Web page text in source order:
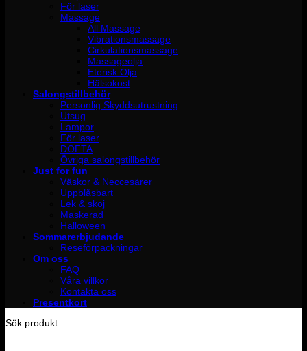
För laser
Massage
All Massage
Vibrationsmassage
Cirkulationsmassage
Massageolja
Eterisk Olja
Hälsokost
Salongstillbehör
Personlig Skyddsutrustning
Utsug
Lampor
För laser
DOFTA
Övriga salongstillbehör
Just for fun
Väskor & Neccesärer
Uppblåsbart
Lek & skoj
Maskerad
Halloween
Sommarerbjudande
Reseförpackningar
Om oss
FAQ
Våra villkor
Kontakta oss
Presentkort
Sök produkt